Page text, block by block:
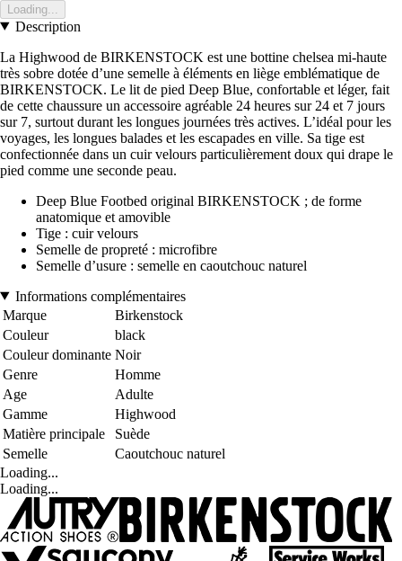
Loading...
Description
La Highwood de BIRKENSTOCK est une bottine chelsea mi-haute
très sobre dotée d’une semelle à éléments en liège emblématique de
BIRKENSTOCK. Le lit de pied Deep Blue, confortable et léger, fait
de cette chaussure un accessoire agréable 24 heures sur 24 et 7 jours
sur 7, surtout durant les longues journées très actives. L’idéal pour les
voyages, les longues balades et les escapades en ville. Sa tige est
confectionnée dans un cuir velours particulièrement doux qui drape le
pied comme une seconde peau.
Deep Blue Footbed original BIRKENSTOCK ; de forme
anatomique et amovible
Tige : cuir velours
Semelle de propreté : microfibre
Semelle d’usure : semelle en caoutchouc naturel
Informations complémentaires
Marque
Birkenstock
Couleur
black
Couleur dominante Noir
Genre
Homme
Age
Adulte
Gamme
Highwood
Matière principale
Suède
Semelle
Caoutchouc naturel
Loading...
Loading...